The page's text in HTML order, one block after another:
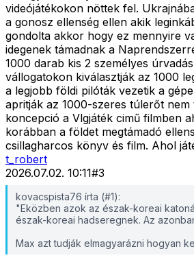
videójátékokon nöttek fel.
a gonosz ellenség ellen akik
gondolta akkor hogy ez mennyire
idegenek támadnak a
1000 darab kis 2 személyes
vállogatokon kiválasztják az 1000
a legjobb földi pilóták vezetik a
apritják az 1000-szeres túlerőt
koncepció a Vlgjáték cimű filmben
korábban a földet megtámadó
csillagharcos könyv és film. Ahol
t_robert
2026.07.02. 10:11#3
kovacspista76 írta (#1):
"Eközben azok az észak-koreai
észak-koreai hadseregnek. Az
Max azt tudják elmagyarázni hogyan